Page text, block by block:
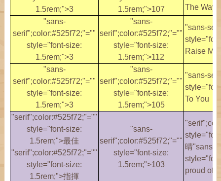
1.5rem;">3
1.5rem;">107
The Way
"sans-
serif";color:#525f72;"=""
style="font-size:
1.5rem;">3
"sans-
serif";color:#525f72;"=""
style="font-size:
1.5rem;">112
"sans-
Raise Me
"sans-
serif";color:#525f72;"=""
style="font-size:
1.5rem;">3
"sans-
serif";color:#525f72;"=""
style="font-size:
1.5rem;">105
"sans-
To You
"serif";color:#525f72;"=""
style="font-size:
1.5rem;">最佳
"serif";color:#525f72;"=""
style="font-size:
1.5rem;">指揮
"sans-
serif";color:#525f72;"=""
style="font-size:
1.5rem;">103
晴"sans-
proud of